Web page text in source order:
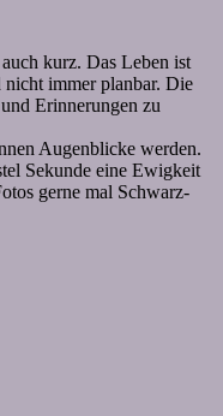
kurz. Das Leben ist
immer planbar. Die
Erinnerungen zu
Augenblicke werden.
Sekunde eine Ewigkeit
gerne mal Schwarz-